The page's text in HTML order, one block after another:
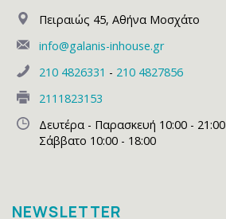
Πειραιώς 45, Αθήνα Μοσχάτο
info@galanis-inhouse.gr
210 4826331 - 210 4827856
2111823153
Δευτέρα - Παρασκευή 10:00 - 21:00
Σάββατο 10:00 - 18:00
NEWSLETTER